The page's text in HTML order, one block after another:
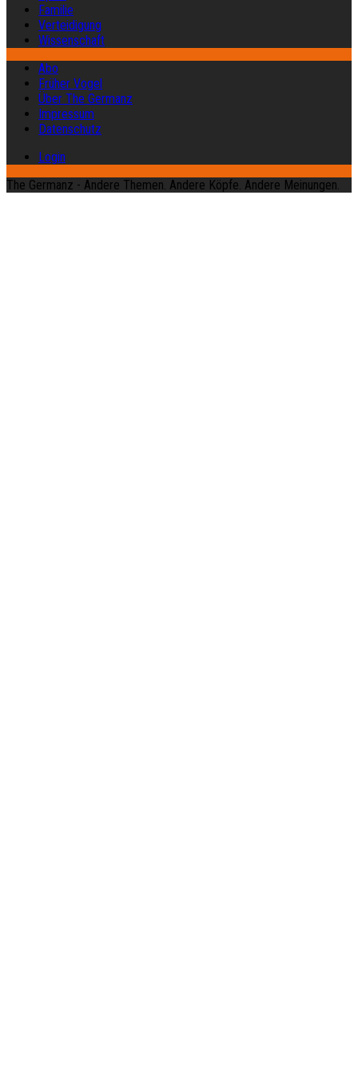
Familie
Verteidigung
Wissenschaft
Abo
Früher Vogel
Über The Germanz
Impressum
Datenschutz
Login
The Germanz - Andere Themen. Andere Köpfe. Andere Meinungen.